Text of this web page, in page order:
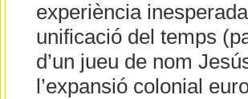
experiència
unificació del temps
d’un jueu de nom
l’expansió colonial